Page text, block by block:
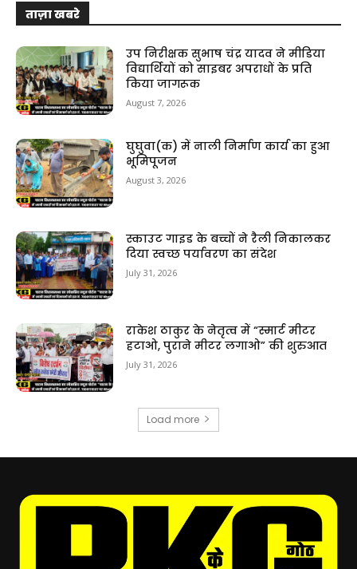
ताज़ा खबरे
उप निरीक्षक सुभाष चंद्र यादव ने मीडिया
विद्यार्थियों को साइबर अपराधों के प्रति
किया जागरूक
August 7, 2026
घुघुवा(क) में नाली निर्माण कार्य का हुआ
भूमिपूजन
August 3, 2026
स्काउट गाइड के बच्चों ने रैली निकालकर
दिया स्वच्छ पर्यावरण का संदेश
July 31, 2026
राकेश ठाकुर के नेतृत्व में “स्मार्ट मीटर
हटाओ, पुराने मीटर लगाओ” की शुरुआत
July 31, 2026
Load more